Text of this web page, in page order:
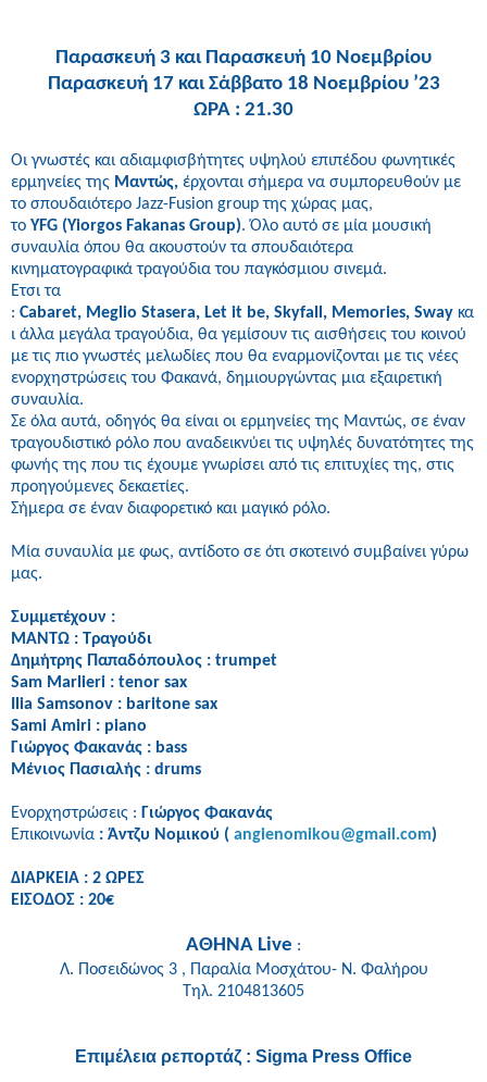
Παρασκευή 3 και Παρασκευή 10 Νοεμβρίου
Παρασκευή 17 και Σάββατο 18 Νοεμβρίου ’23
ΩΡΑ : 21.30
Οι γνωστές και αδιαμφισβήτητες υψηλού επιπέδου φωνητικές
ερμηνείες της Μαντώς, έρχονται σήμερα να συμπορευθούν με
το σπουδαιότερο Jazz-Fusion groupτης χώρας μας,
το YFG (Yiorgos Fakanas Group). Όλο αυτό σε μία μουσική
συναυλία όπου θα ακουστούν τα σπουδαιότερα
κινηματογραφικά τραγούδια του παγκόσμιου σινεμά.
Ετσι τα
: Cabaret, Meglio Stasera, Let it be, Skyfall , Memories, Sway κα
ι άλλα μεγάλα τραγούδια, θα γεμίσουν τις αισθήσεις του κοινού
με τις πιο γνωστές μελωδίες που θα εναρμονίζονται με τις νέες
ενορχηστρώσεις του Φακανά, δημιουργώντας μια εξαιρετική
συναυλία.
Σε όλα αυτά, οδηγός θα είναι οι ερμηνείες της Μαντώς, σε έναν
τραγουδιστικό ρόλο που αναδεικνύει τις υψηλές δυνατότητες της
φωνής της που τις έχουμε γνωρίσει από τις επιτυχίες της, στις
προηγούμενες δεκαετίες.
Σήμερα σε έναν διαφορετικό και μαγικό ρόλο.
Μία συναυλία με φως, αντίδοτο σε ότι σκοτεινό συμβαίνει γύρω
μας.
Συμμετέχουν :
ΜΑΝΤΩ : Τραγούδι
Δημήτρης Παπαδόπουλος : trumpet
Sam Marlieri : tenor sax
Ilia Samsonov : baritone sax
Sami Amiri : piano
Γιώργος Φακανάς : bass
Μένιος Πασιαλής : drums
Ενορχηστρώσεις : Γιώργος Φακανάς
Επικοινωνία : Άντζυ Νομικού ( angienomikou@gmail.com)
ΔΙΑΡΚΕΙΑ : 2 ΩΡΕΣ
ΕΙΣΟΔΟΣ : 20€
ΑΘΗΝΑ Live :
Λ. Ποσειδώνος 3 , Παραλία Μοσχάτου- Ν. Φαλήρου
Τηλ. 2104813605
Επιμέλεια ρεπορτάζ : Sigma Press Office